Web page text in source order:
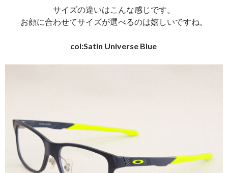
サイズの違いはこんな感じです。
お顔に合わせてサイズが選べるのは嬉しいですね。
col:Satin Universe Blue